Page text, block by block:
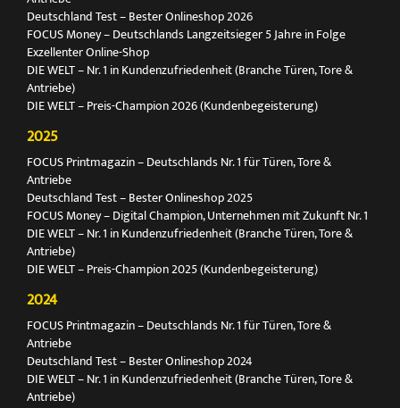
Deutschland Test – Bester Onlineshop 2026
FOCUS Money – Deutschlands Langzeitsieger 5 Jahre in Folge
Exzellenter Online-Shop
DIE WELT – Nr. 1 in Kundenzufriedenheit (Branche Türen, Tore &
Antriebe)
DIE WELT – Preis-Champion 2026 (Kundenbegeisterung)
2025
FOCUS Printmagazin – Deutschlands Nr. 1 für Türen, Tore &
Antriebe
Deutschland Test – Bester Onlineshop 2025
FOCUS Money – Digital Champion, Unternehmen mit Zukunft Nr. 1
DIE WELT – Nr. 1 in Kundenzufriedenheit (Branche Türen, Tore &
Antriebe)
DIE WELT – Preis-Champion 2025 (Kundenbegeisterung)
2024
FOCUS Printmagazin – Deutschlands Nr. 1 für Türen, Tore &
Antriebe
Deutschland Test – Bester Onlineshop 2024
DIE WELT – Nr. 1 in Kundenzufriedenheit (Branche Türen, Tore &
Antriebe)